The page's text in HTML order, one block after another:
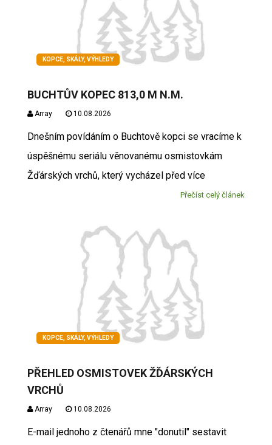
KOPCE, SKÁLY, VÝHLEDY
BUCHTŮV KOPEC 813,0 M N.M.
Array 10.08.2026
Dnešním povídáním o Buchtově kopci se vracíme k
úspěšnému seriálu věnovanému osmistovkám
Žďárských vrchů, který vycházel před více
Přečíst celý článek
KOPCE, SKÁLY, VÝHLEDY
PŘEHLED OSMISTOVEK ŽĎÁRSKÝCH
VRCHŮ
Array 10.08.2026
E-mail jednoho z čtenářů mne "donutil" sestavit